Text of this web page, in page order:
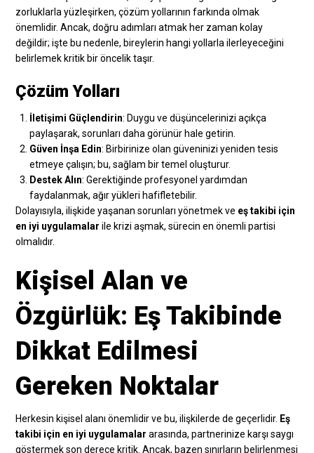
zorluklarla yüzleşirken, çözüm yollarının farkında olmak
önemlidir. Ancak, doğru adımları atmak her zaman kolay
değildir; işte bu nedenle, bireylerin hangi yollarla ilerleyeceğini
belirlemek kritik bir öncelik taşır.
Çözüm Yolları
İletişimi Güçlendirin: Duygu ve düşüncelerinizi açıkça
paylaşarak, sorunları daha görünür hale getirin.
Güven İnşa Edin: Birbirinize olan güveninizi yeniden tesis
etmeye çalışın; bu, sağlam bir temel oluşturur.
Destek Alın: Gerektiğinde profesyonel yardımdan
faydalanmak, ağır yükleri hafifletebilir.
Dolayısıyla, ilişkide yaşanan sorunları yönetmek ve eş takibi için
en iyi uygulamalar ile krizi aşmak, sürecin en önemli partisi
olmalıdır.
Kişisel Alan ve
Özgürlük: Eş Takibinde
Dikkat Edilmesi
Gereken Noktalar
Herkesin kişisel alanı önemlidir ve bu, ilişkilerde de geçerlidir. Eş
takibi için en iyi uygulamalar arasında, partnerinize karşı saygı
göstermek son derece kritik. Ancak, bazen sınırların belirlenmesi